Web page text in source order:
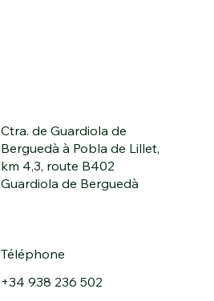
Ctra. de Guardiola de
Berguedà à Pobla de Lillet,
km 4,3, route B402
Guardiola de Berguedà
Téléphone
+34 938 236 502